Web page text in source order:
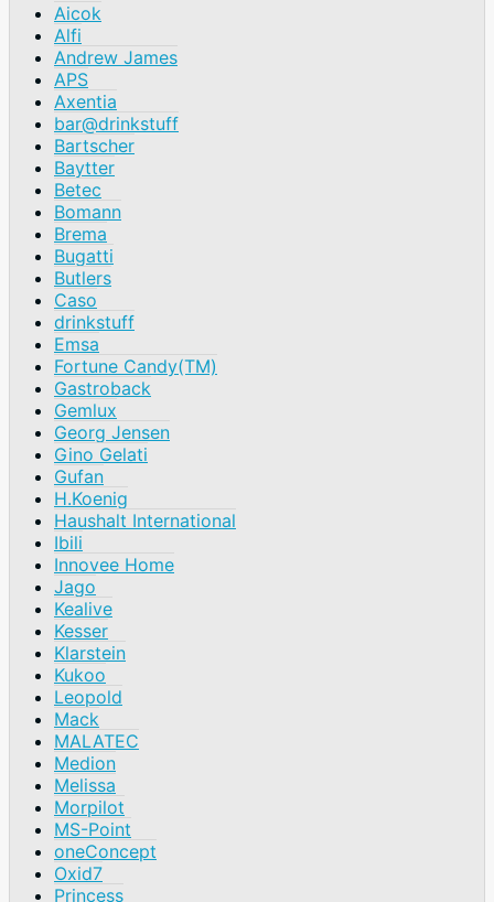
Aicok
Alfi
Andrew James
APS
Axentia
bar@drinkstuff
Bartscher
Baytter
Betec
Bomann
Brema
Bugatti
Butlers
Caso
drinkstuff
Emsa
Fortune Candy(TM)
Gastroback
Gemlux
Georg Jensen
Gino Gelati
Gufan
H.Koenig
Haushalt International
Ibili
Innovee Home
Jago
Kealive
Kesser
Klarstein
Kukoo
Leopold
Mack
MALATEC
Medion
Melissa
Morpilot
MS-Point
oneConcept
Oxid7
Princess